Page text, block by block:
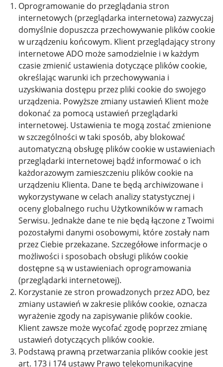
Oprogramowanie do przeglądania stron
internetowych (przeglądarka internetowa) zazwyczaj
domyślnie dopuszcza przechowywanie plików cookie
w urządzeniu końcowym. Klient przeglądający strony
internetowe ADO może samodzielnie i w każdym
czasie zmienić ustawienia dotyczące plików cookie,
określając warunki ich przechowywania i
uzyskiwania dostępu przez pliki cookie do swojego
urządzenia. Powyższe zmiany ustawień Klient może
dokonać za pomocą ustawień przeglądarki
internetowej. Ustawienia te mogą zostać zmienione
w szczególności w taki sposób, aby blokować
automatyczną obsługę plików cookie w ustawieniach
przeglądarki internetowej bądź informować o ich
każdorazowym zamieszczeniu plików cookie na
urządzeniu Klienta. Dane te będą archiwizowane i
wykorzystywane w celach analizy statystycznej i
oceny globalnego ruchu Użytkowników w ramach
Serwisu. Jednakże dane te nie będą łączone z Twoimi
pozostałymi danymi osobowymi, które zostały nam
przez Ciebie przekazane. Szczegółowe informacje o
możliwości i sposobach obsługi plików cookie
dostępne są w ustawieniach oprogramowania
(przeglądarki internetowej).
Korzystanie ze stron prowadzonych przez ADO, bez
zmiany ustawień w zakresie plików cookie, oznacza
wyrażenie zgody na zapisywanie plików cookie.
Klient zawsze może wycofać zgodę poprzez zmianę
ustawień dotyczących plików cookie.
Podstawą prawną przetwarzania plików cookie jest
art. 173 i 174 ustawy Prawo telekomunikacyjne